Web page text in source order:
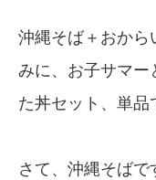
沖縄そば＋おから
みに、お子サマー
た丼セット、単品
さて、沖縄そば